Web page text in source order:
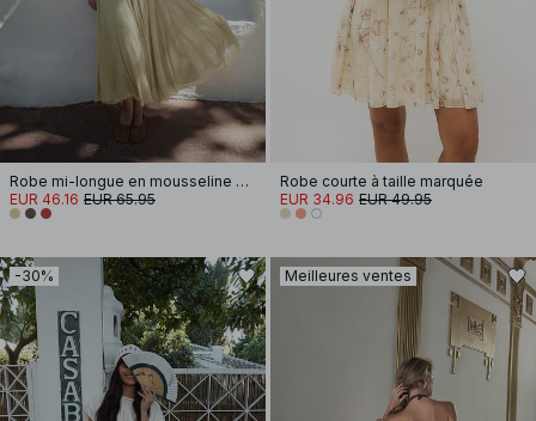
Robe mi-longue en mousseline à bretelles
EUR 46.16 EUR 65.95
Robe courte à taille marquée
EUR 34.96 EUR 49.95
-30% Meilleures ventes